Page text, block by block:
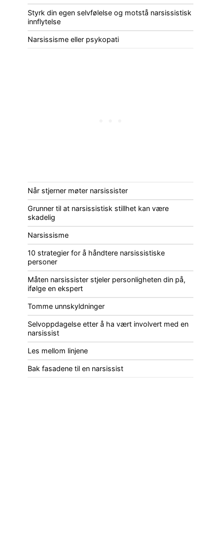
Styrk din egen selvfølelse og motstå narsissistisk
innflytelse
Narsissisme eller psykopati
Når stjerner møter narsissister
Grunner til at narsissistisk stillhet kan være
skadelig
Narsissisme
10 strategier for å håndtere narsissistiske
personer
Måten narsissister stjeler personligheten din på,
ifølge en ekspert
Tomme unnskyldninger
Selvoppdagelse etter å ha vært involvert med en
narsissist
Les mellom linjene
Bak fasadene til en narsissist